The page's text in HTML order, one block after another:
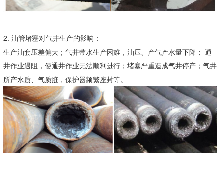
2. 油管堵塞对气井生产的影响：
生产油套压差偏大；气井带水生产困难，油压、产气产水量下降； 通
井作业遇阻，使通井作业无法顺利进行；堵塞严重造成气井停产；气井
所产水质、气质脏，保护器频繁座封等。